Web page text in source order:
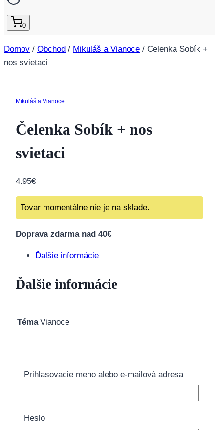
0
Domov / Obchod / Mikuláš a Vianoce / Čelenka Sobík +
nos svietaci
Mikuláš a Vianoce
Čelenka Sobík + nos
svietaci
4.95€
Tovar momentálne nie je na sklade.
Doprava zdarma nad 40€
Ďalšie informácie
Ďalšie informácie
Téma Vianoce
Prihlasovacie meno alebo e-mailová adresa
Heslo